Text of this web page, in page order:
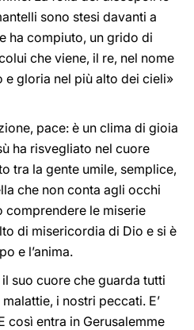
sono stesi davanti a
ha compiuto, un grido di
che viene, il re, nel nome
e gloria nel più alto dei cieli»
pace: è un clima di gioia
ha risvegliato nel cuore
tra la gente umile, semplice,
che non conta agli occhi
comprendere le miserie
di misericordia di Dio e si è
e l’anima.
suo cuore che guarda tutti
i nostri peccati. E’
così entra in Gerusalemme